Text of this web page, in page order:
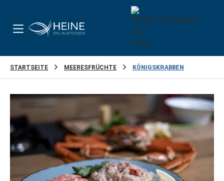
STARTSEITE MEERESFRÜCHTE KÖNIGSKRABBEN
Bildergalerie überspringen